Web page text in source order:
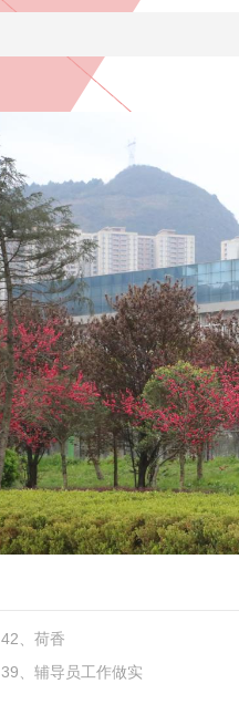
42、荷香
39、辅导员工作做实